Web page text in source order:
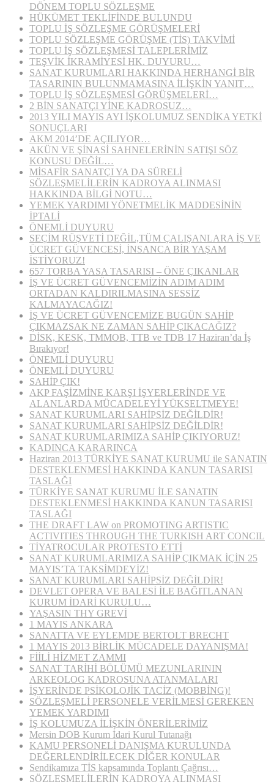
DÖNEM TOPLU SÖZLEŞME
HÜKÜMET TEKLİFİNDE BULUNDU
TOPLU İŞ SÖZLEŞME GÖRÜŞMELERİ
TOPLU SÖZLEŞME GÖRÜŞME (TİS) TAKVİMİ
TOPLU İŞ SÖZLEŞMESİ TALEPLERİMİZ
TEŞVİK İKRAMİYESİ HK. DUYURU…
SANAT KURUMLARI HAKKINDA HERHANGİ BİR
TASARININ BULUNMAMASINA İLİŞKİN YANIT…
TOPLU İŞ SÖZLEŞMESİ GÖRÜŞMELERİ…
2 BİN SANATÇI YİNE KADROSUZ…
2013 YILI MAYIS AYI İŞKOLUMUZ SENDİKA YETKİ
SONUÇLARI
AKM 2014’DE AÇILIYOR…
AKÜN VE ŞİNASİ SAHNELERİNİN SATIŞI SÖZ
KONUSU DEĞİL…
MİSAFİR SANATÇI YA DA SÜRELİ
SÖZLEŞMELİLERİN KADROYA ALINMASI
HAKKINDA BİLGİ NOTU…
YEMEK YARDIMI YÖNETMELİK MADDESİNİN
İPTALİ
ÖNEMLİ DUYURU
SEÇİM RÜŞVETİ DEĞİL,TÜM ÇALIŞANLARA İŞ VE
ÜCRET GÜVENCESİ, İNSANCA BİR YAŞAM
İSTİYORUZ!
657 TORBA YASA TASARISI – ÖNE ÇIKANLAR
İŞ VE ÜCRET GÜVENCEMİZİN ADIM ADIM
ORTADAN KALDIRILMASINA SESSİZ
KALMAYACAĞIZ!
İŞ VE ÜCRET GÜVENCEMİZE BUGÜN SAHİP
ÇIKMAZSAK NE ZAMAN SAHİP ÇIKACAĞIZ?
DİSK, KESK, TMMOB, TTB ve TDB 17 Haziran’da İş
Bırakıyor!
ÖNEMLİ DUYURU
ÖNEMLİ DUYURU
SAHİP ÇIK!
AKP FAŞİZMİNE KARŞI İŞYERLERİNDE VE
ALANLARDA MÜCADELEYİ YÜKSELTMEYE!
SANAT KURUMLARI SAHİPSİZ DEĞİLDİR!
SANAT KURUMLARI SAHİPSİZ DEĞİLDİR!
SANAT KURUMLARIMIZA SAHİP ÇIKIYORUZ!
KADINCA KARARINCA
Haziran 2013 TÜRKİYE SANAT KURUMU ile SANATIN
DESTEKLENMESİ HAKKINDA KANUN TASARISI
TASLAĞI
TÜRKİYE SANAT KURUMU İLE SANATIN
DESTEKLENMESİ HAKKINDA KANUN TASARISI
TASLAĞI
THE DRAFT LAW on PROMOTING ARTISTIC
ACTIVITIES THROUGH THE TURKISH ART CONCIL
TİYATROCULAR PROTESTO ETTİ
SANAT KURUMLARIMIZA SAHİP ÇIKMAK İÇİN 25
MAYIS’TA TAKSİMDEYİZ!
SANAT KURUMLARI SAHİPSİZ DEĞİLDİR!
DEVLET OPERA VE BALESİ İLE BAĞITLANAN
KURUM İDARİ KURULU…
YAŞASIN THY GREVİ
1 MAYIS ANKARA
SANATTA VE EYLEMDE BERTOLT BRECHT
1 MAYIS 2013 BİRLİK MÜCADELE DAYANIŞMA!
FİİLİ HİZMET ZAMMI
SANAT TARİHİ BÖLÜMÜ MEZUNLARININ
ARKEOLOG KADROSUNA ATANMALARI
İŞYERİNDE PSİKOLOJİK TACİZ (MOBBİNG)!
SÖZLEŞMELİ PERSONELE VERİLMESİ GEREKEN
YEMEK YARDIMI
İŞ KOLUMUZA İLİŞKİN ÖNERİLERİMİZ
Mersin DOB Kurum İdari Kurul Tutanağı
KAMU PERSONELİ DANIŞMA KURULUNDA
DEĞERLENDİRİLECEK DİĞER KONULAR
Sendikamıza TİS kapsamında Toplantı Çağrısı…
SÖZLEŞMELİLERİN KADROYA ALINMASI